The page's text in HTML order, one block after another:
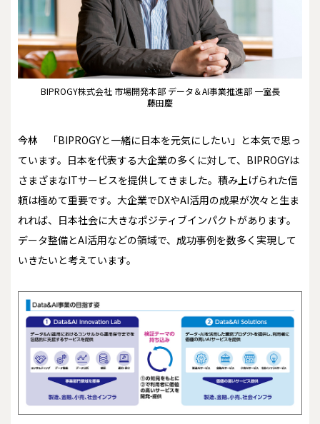
BIPROGY株式会社 市場開発本部 データ＆AI事業推進部 一室長
藤田慶
今林
「BIPROGYと一緒に日本を元気にしたい」と本気で思っ
ています。日本を代表する大企業の多くに対して、BIPROGYは
さまざまなITサービスを提供してきました。積み上げられた信
頼は極めて重要です。大企業でDXやAI活用の成果が次々と生ま
れれば、日本社会に大きなポジティブインパクトがあります。
データ整備とAI活用などの領域で、成功事例を数多く実現して
いきたいと考えています。